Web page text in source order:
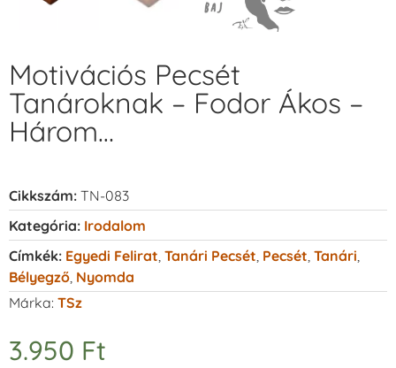
Motivációs Pecsét
Tanároknak – Fodor Ákos –
Három…
Cikkszám: TN-083
Kategória: Irodalom
Címkék: Egyedi Felirat Tanári Pecsét Pecsét Tanári
Bélyegző Nyomda
Márka: TSz
3.950 Ft